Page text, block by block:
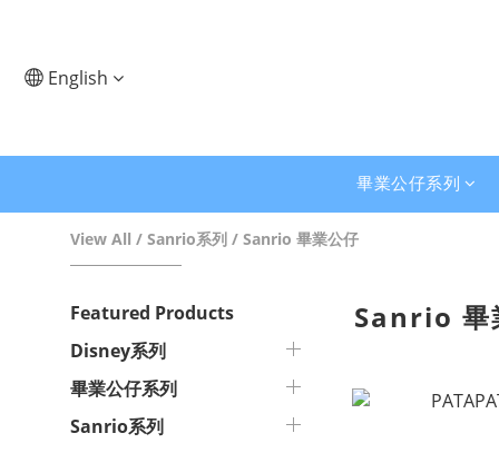
English
畢業公仔系列
View All / Sanrio系列 / Sanrio 畢業公仔
Featured Products
Disney系列
畢業公仔系列
Sanrio系列
Sanrio 畢